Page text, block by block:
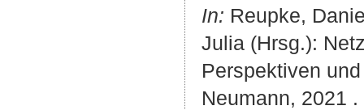
In: Reupke,
Julia (Hrsg.):
Perspektiven
Neumann, 2021